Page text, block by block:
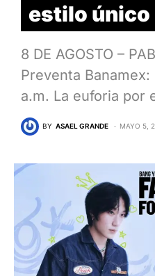
estilo único
8 DE AGOSTO –
Preventa Banamex:
a.m. La euforia por
BY ASAEL GRANDE MAYO 5,